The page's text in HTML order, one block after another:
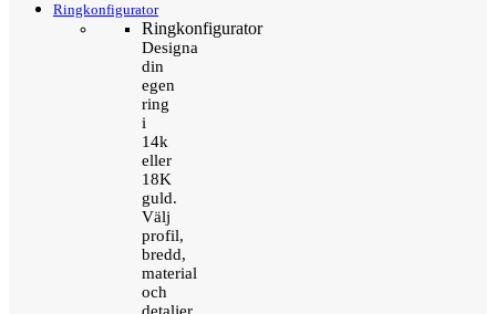
Ringkonfigurator
Ringkonfigurator
Designa
din
egen
ring
i
14k
eller
18K
guld.
Välj
profil,
bredd,
material
och